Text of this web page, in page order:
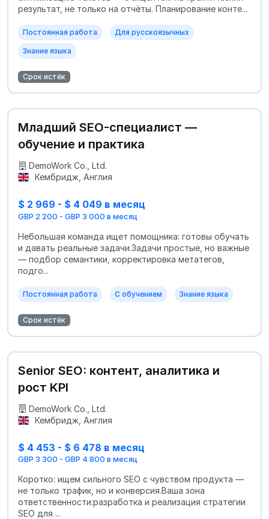
результат, не только на отчёты. Планирование конте...
Постоянная работа Для русскоязычных
Знание языка
Срок истёк
Младший SEO-специалист —
обучение и практика
DemoWork Co., Ltd.
Кембридж, Англия
$ 2 969 - $ 4 049 в месяц
GBP 2 200 - GBP 3 000 в месяц
Небольшая команда ищет помощника: готовы обучать
и давать реальные задачи.Задачи простые, но важные
— подбор семантики, корректировка метатегов,
подго...
Постоянная работа С обучением Знание языка
Срок истёк
Senior SEO: контент, аналитика и
рост KPI
DemoWork Co., Ltd.
Кембридж, Англия
$ 4 453 - $ 6 478 в месяц
GBP 3 300 - GBP 4 800 в месяц
Коротко: ищем сильного SEO с чувством продукта —
не только трафик, но и конверсия.Ваша зона
ответственности:разработка и реализация стратегии
SEO для ...